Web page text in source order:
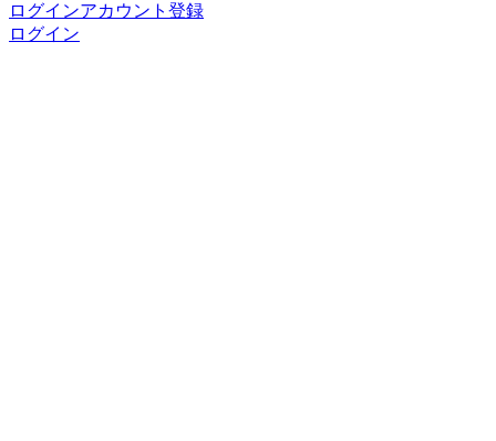
ログインアカウント登録
ログイン